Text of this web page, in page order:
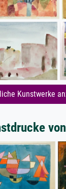
Kunstwerke